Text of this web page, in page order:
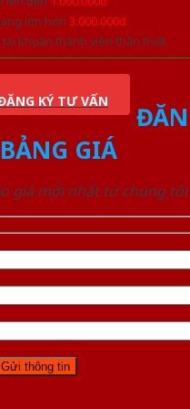
lớn hơn 3.000.000đ
khoản thành viên thân thiết
KÝ TƯ VẤN
GIÁ
giá mới nhất từ chúng tôi